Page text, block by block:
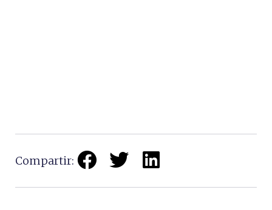
Compartir: